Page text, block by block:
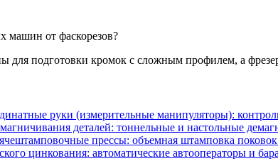
машин от фаскорезов?
для подготовки кромок с сложным профилем, а
руки (измерительные манипуляторы):
деталей: тоннельные и настольные
прессы: объемная штамповка поковок
цинкования: автоматические автооператоры и